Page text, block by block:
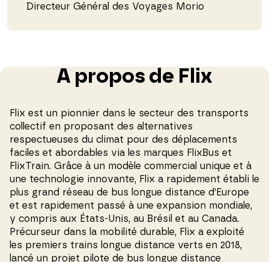
Directeur Général des Voyages Morio
A propos de Flix
Flix est un pionnier dans le secteur des transports
collectif en proposant des alternatives
respectueuses du climat pour des déplacements
faciles et abordables via les marques FlixBus et
FlixTrain. Grâce à un modèle commercial unique et à
une technologie innovante, Flix a rapidement établi le
plus grand réseau de bus longue distance d’Europe
et est rapidement passé à une expansion mondiale,
y compris aux États-Unis, au Brésil et au Canada.
Précurseur dans la mobilité durable, Flix a exploité
les premiers trains longue distance verts en 2018,
lancé un projet pilote de bus longue distance